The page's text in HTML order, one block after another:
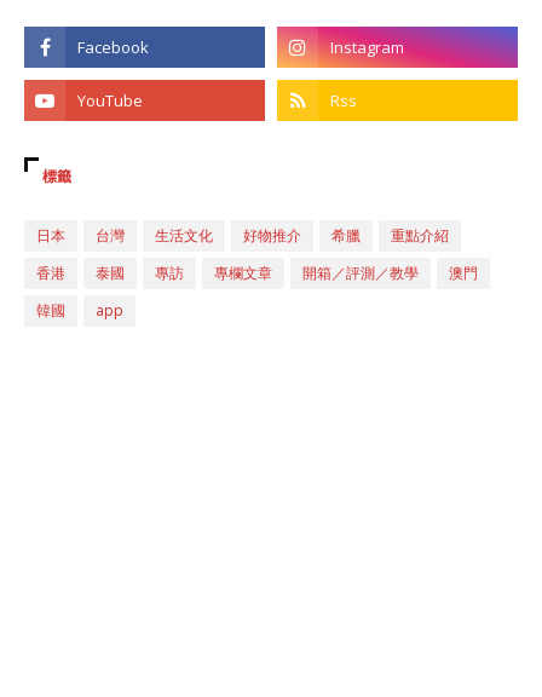
標籤
日本 台灣 生活文化 好物推介 希臘
重點介紹
香港
泰國 專訪 專欄文章 開箱／評測／教學
澳門
韓國
app